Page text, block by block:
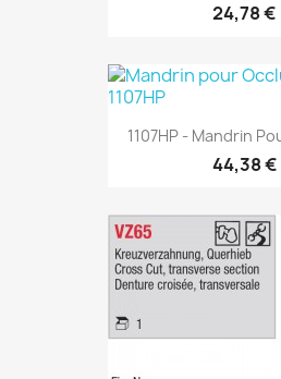
24,78 €
1107HP - Mandrin
44,38 €